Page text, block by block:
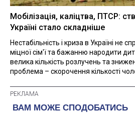
Мобілізація, каліцтва, ПТСР:
Україні стало складніше
Нестабільність і криза в Україні не
міцної сім'ї та бажанню народити
велика кількість розлучень та
проблема – скорочення кількості